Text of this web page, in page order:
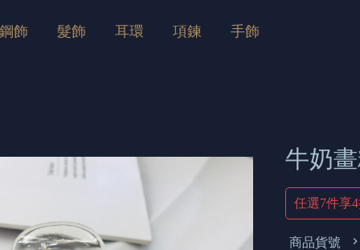
鋼飾 髮飾 耳環 項鍊 手飾
牛奶
任選7件享
商品貨號